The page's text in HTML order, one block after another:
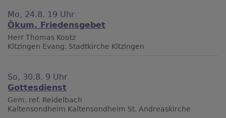
Mo, 24.8. 19 Uhr
Ökum. Friedensgebet
Herr Thomas Kootz
Kitzingen Evang. Stadtkirche Kitzingen
So, 30.8. 9 Uhr
Gottesdienst
Gem. ref. Reidelbach
Kaltensondheim Kaltensondheim St. Andreaskirche